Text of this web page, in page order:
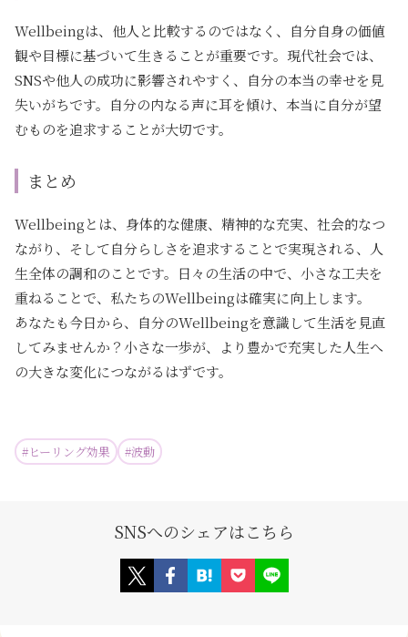
Wellbeingは、他人と比較するのではなく、自分自身の価値
観や目標に基づいて生きることが重要です。現代社会では、
SNSや他人の成功に影響されやすく、自分の本当の幸せを見
失いがちです。自分の内なる声に耳を傾け、本当に自分が望
むものを追求することが大切です。
まとめ
Wellbeingとは、身体的な健康、精神的な充実、社会的なつ
ながり、そして自分らしさを追求することで実現される、人
生全体の調和のことです。日々の生活の中で、小さな工夫を
重ねることで、私たちのWellbeingは確実に向上します。
あなたも今日から、自分のWellbeingを意識して生活を見直
してみませんか？小さな一歩が、より豊かで充実した人生へ
の大きな変化につながるはずです。
#ヒーリング効果 #波動
SNSへのシェアはこちら